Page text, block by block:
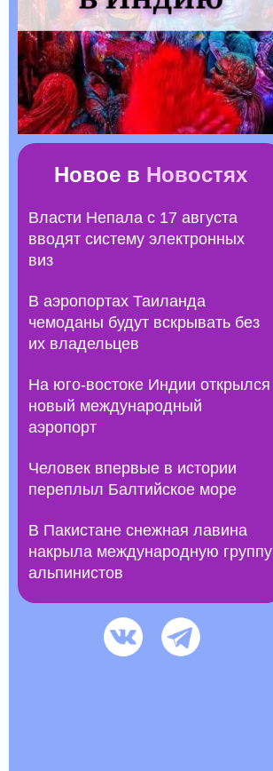
Новое в Новостях
Власти Непала с 17 августа
вводят систему электронных
виз
В аэропортах Таиланда
чемоданы будут вскрывать без
их владельцев
На юго-востоке Индии открылся
новый международный
аэропорт
Человек впервые в истории
переплыл Балтийское море
В Пакистане снежная лавина
накрыла международную группу
альпинистов